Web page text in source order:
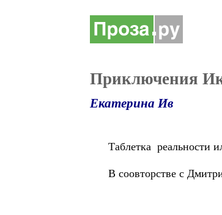
Приключения
Екатерина Ив
Таблетка реальности
В соовторстве с